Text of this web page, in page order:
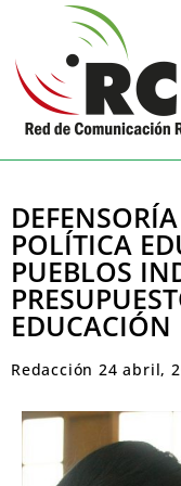
POLÍTICA
PUEBLOS
EDUCACIÓN
Redacción 24 abril,